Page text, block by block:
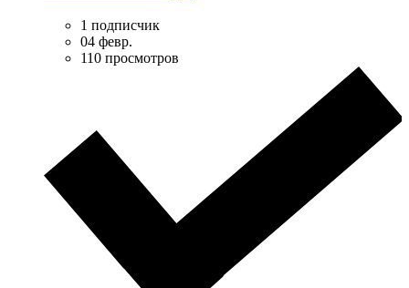
1 подписчик
04 февр.
110 просмотров